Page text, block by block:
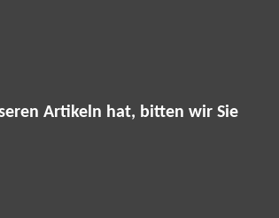
Artikeln hat, bitten wir Sie